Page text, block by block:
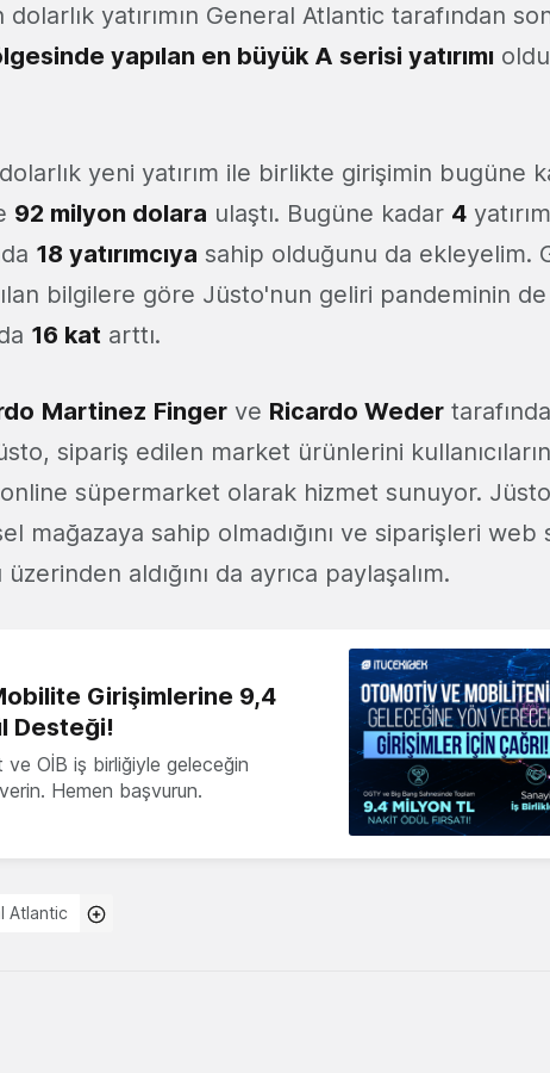
yatırımın General Atlantic tarafından
yapılan en büyük A serisi yatırımı
yeni yatırım ile birlikte girişimin bugüne
92 milyon dolara ulaştı. Bugüne kadar 4
18 yatırımcıya sahip olduğunu da ekleyelim.
bilgilere göre Jüsto'nun geliri pandeminin
16 kat arttı.
Martinez Finger ve Ricardo Weder
sipariş edilen market ürünlerini
süpermarket olarak hizmet sunuyor.
mağazaya sahip olmadığını ve siparişleri web
aldığını da ayrıca paylaşalım.
Girişimlerine 9,4
Desteği!
OİB iş birliğiyle geleceğin
Hemen başvurun.
Atlantic